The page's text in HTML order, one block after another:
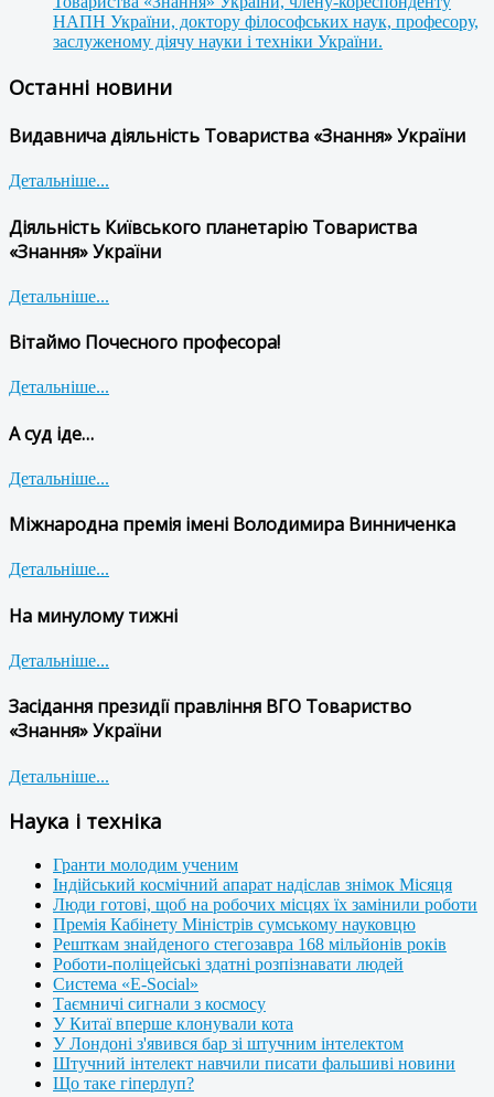
НАПН України, доктору філософських наук, професору,
заслуженому діячу науки і техніки України.
Останні новини
Видавнича діяльність Товариства «Знання» України
Детальніше...
Діяльність Київського планетарію Товариства
«Знання» України
Детальніше...
Вітаймо Почесного професора!
Детальніше...
А суд іде…
Детальніше...
Міжнародна премія імені Володимира Винниченка
Детальніше...
На минулому тижні
Детальніше...
Засідання президії правління ВГО Товариство
«Знання» України
Детальніше...
Наука і техніка
Гранти молодим ученим
Індійський космічний апарат надіслав знімок Місяця
Люди готові, щоб на робочих місцях їх замінили роботи
Премія Кабінету Міністрів сумському науковцю
Решткам знайденого стегозавра 168 мільйонів років
Роботи-поліцейські здатні розпізнавати людей
Система «E-Social»
Таємничі сигнали з космосу
У Китаї вперше клонували кота
У Лондоні з'явився бар зі штучним інтелектом
Штучний інтелект навчили писати фальшиві новини
Що таке гіперлуп?